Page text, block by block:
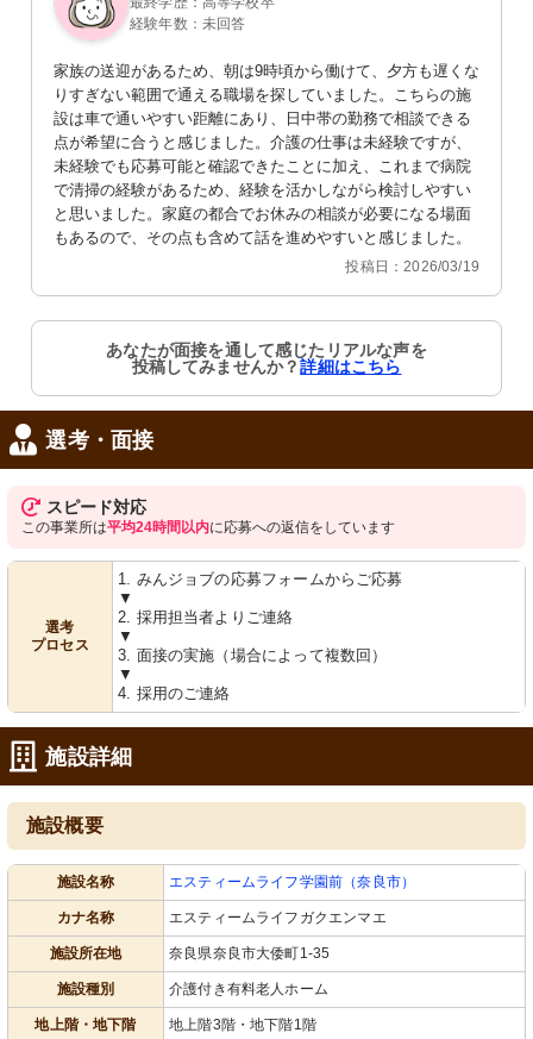
経験年数：未回答
家族の送迎があるため、朝は9時頃から働けて、夕方も遅くな
りすぎない範囲で通える職場を探していました。こちらの施
設は車で通いやすい距離にあり、日中帯の勤務で相談できる
点が希望に合うと感じました。介護の仕事は未経験ですが、
未経験でも応募可能と確認できたことに加え、これまで病院
で清掃の経験があるため、経験を活かしながら検討しやすい
と思いました。家庭の都合でお休みの相談が必要になる場面
もあるので、その点も含めて話を進めやすいと感じました。
投稿日：2026/03/19
あなたが面接を通して感じたリアルな声を
投稿してみませんか？詳細はこちら
選考・面接
スピード対応
この事業所は平均24時間以内に応募への返信をしています
選考
プロセス
1. みんジョブの応募フォームからご応募
▼
2. 採用担当者よりご連絡
▼
3. 面接の実施（場合によって複数回）
▼
4. 採用のご連絡
施設詳細
施設概要
施設名称 エスティームライフ学園前（奈良市）
カナ名称 エスティームライフガクエンマエ
施設所在地 奈良県奈良市大倭町1-35
施設種別 介護付き有料老人ホーム
地上階・地下階 地上階3階・地下階1階